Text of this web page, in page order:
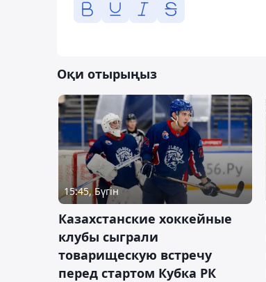
Оқи отырыңыз
15:45, Бүгін
Казахстанские хоккейные
клубы сыграли
товарищескую встречу
перед стартом Кубка РК